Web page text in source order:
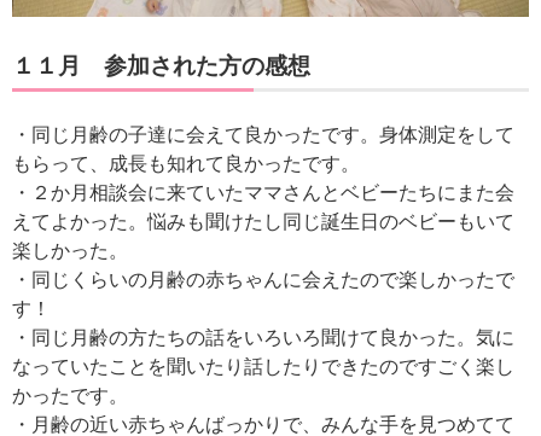
１１ 月 参加された方の感想
・同じ月齢の子達に会えて良かったです。身体測定をして
もらって、成長も知れて良かったです。
・２か月相談会に来ていたママさんとベビーたちにまた会
えてよかった。悩みも聞けたし同じ誕生日のベビーもいて
楽しかった。
・同じくらいの月齢の赤ちゃんに会えたので楽しかったで
す！
・同じ月齢の方たちの話をいろいろ聞けて良かった。気に
なっていたことを聞いたり話したりできたのですごく楽し
かったです。
・月齢の近い赤ちゃんばっかりで、みんな手を見つめてて